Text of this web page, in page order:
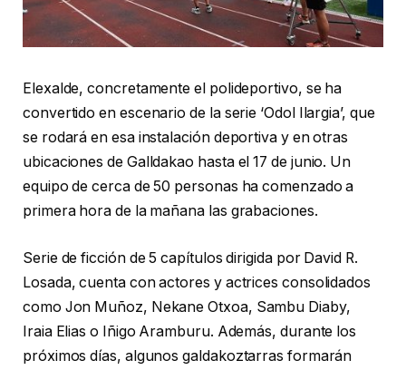
Elexalde, concretamente el polideportivo, se ha
convertido en escenario de la serie ‘Odol Ilargia’, que
se rodará en esa instalación deportiva y en otras
ubicaciones de Galldakao hasta el 17 de junio. Un
equipo de cerca de 50 personas ha comenzado a
primera hora de la mañana las grabaciones.
Serie de ficción de 5 capítulos dirigida por David R.
Losada, cuenta con actores y actrices consolidados
como Jon Muñoz, Nekane Otxoa, Sambu Diaby,
Iraia Elias o Iñigo Aramburu. Además, durante los
próximos días, algunos galdakoztarras formarán